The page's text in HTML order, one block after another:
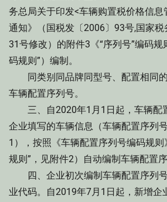
务总局关于印发<车辆购置税价格信息
通知》（国税发〔2006〕93号,国家
31号修改）的附件3《“序列号”编码规
码规则”）编制。
同类别同品牌同型号、配置相同的
车辆配置序列号。
三、自2020年1月1日起，车辆配
企业填写的车辆信息（车辆配置序列
1），按照《车辆配置序列号编码规
规则”，见附件2）自动编制车辆配置序
四、企业初次编制车辆配置序列号
业代码。自2019年7月1日起，新增企